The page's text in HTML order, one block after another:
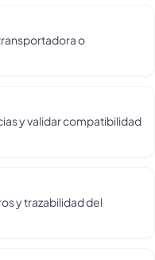
o
y validar compatibilidad
y trazabilidad del